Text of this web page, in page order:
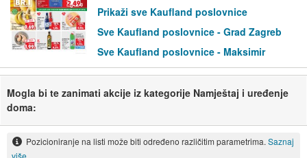
Prikaži sve Kaufland poslovnice
Sve Kaufland poslovnice - Grad Zagreb
Sve Kaufland poslovnice - Maksimir
Mogla bi te zanimati akcije iz kategorije Namještaj i uređenje
doma:
Pozicioniranje na listi može biti određeno različitim parametrima. Saznaj
više.